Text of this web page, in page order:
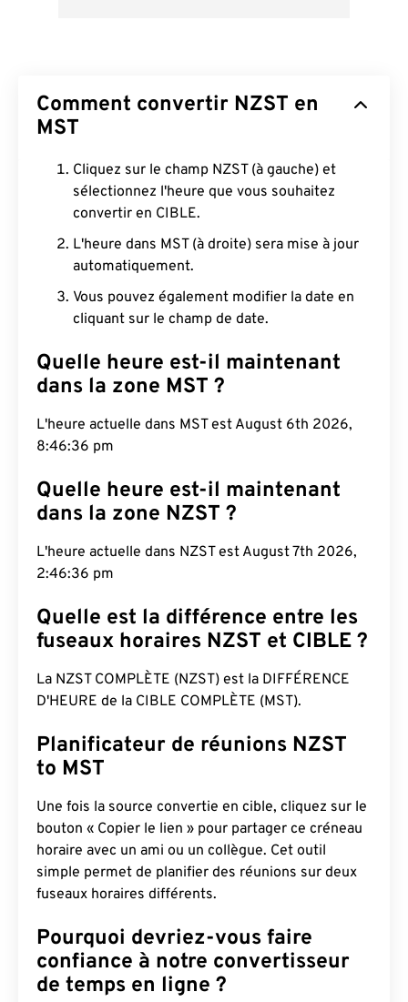
Comment convertir NZST en
MST
Cliquez sur le champ NZST (à gauche) et
sélectionnez l'heure que vous souhaitez
convertir en CIBLE.
L'heure dans MST (à droite) sera mise à jour
automatiquement.
Vous pouvez également modifier la date en
cliquant sur le champ de date.
Quelle heure est-il maintenant
dans la zone MST ?
L'heure actuelle dans MST est August 6th 2026,
8:46:37 pm
Quelle heure est-il maintenant
dans la zone NZST ?
L'heure actuelle dans NZST est August 7th 2026,
2:46:37 pm
Quelle est la différence entre les
fuseaux horaires NZST et CIBLE ?
La NZST COMPLÈTE (NZST) est la DIFFÉRENCE
D'HEURE de la CIBLE COMPLÈTE (MST).
Planificateur de réunions NZST
to MST
Une fois la source convertie en cible, cliquez sur le
bouton « Copier le lien » pour partager ce créneau
horaire avec un ami ou un collègue. Cet outil
simple permet de planifier des réunions sur deux
fuseaux horaires différents.
Pourquoi devriez-vous faire
confiance à notre convertisseur
de temps en ligne ?